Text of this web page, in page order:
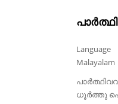
Language
Malayalam
ധൂർത്തു